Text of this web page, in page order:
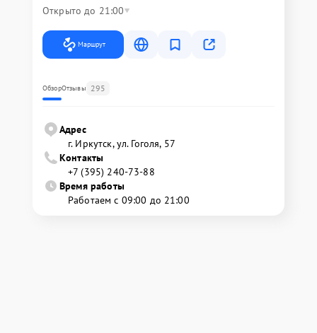
Открыто до 21:00
Маршрут
ОбзорОтзывы 295
Адрес
г. Иркутск, ул. ​Гоголя, 57
Контакты
+7 (395) 240-73-88
Время работы
Работаем с 09:00 до 21:00